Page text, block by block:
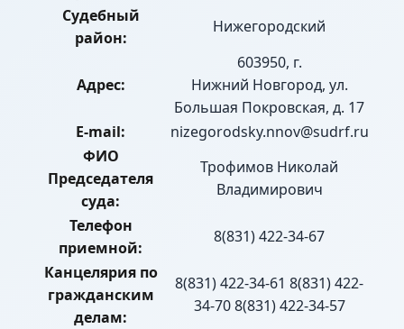
Судебный
район:
Нижегородский
Адрес:
603950, г.
Нижний Новгород, ул.
Большая Покровская, д. 17
E-mail:
nizegorodsky.nnov@sudrf.ru
ФИО
Председателя
суда:
Трофимов Николай
Владимирович
Телефон
приемной:
8(831) 422-34-67
Канцелярия по
гражданским
делам:
8(831) 422-34-61 8(831) 422-
34-70 8(831) 422-34-57